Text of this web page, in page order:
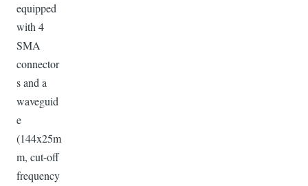
equipped
with 4
SMA
connector
s and a
waveguid
e
(144x25m
m, cut-off
frequency